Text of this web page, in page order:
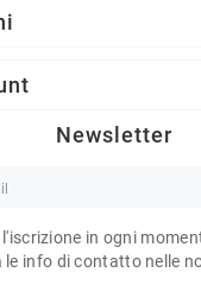
Newsletter
in ogni
le info di contatto nelle